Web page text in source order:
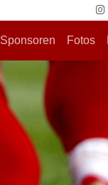
Sponsoren Fotos